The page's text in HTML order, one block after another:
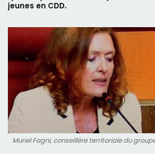
jeunes en CDD.
Muriel Fagni, conseillère territoriale du